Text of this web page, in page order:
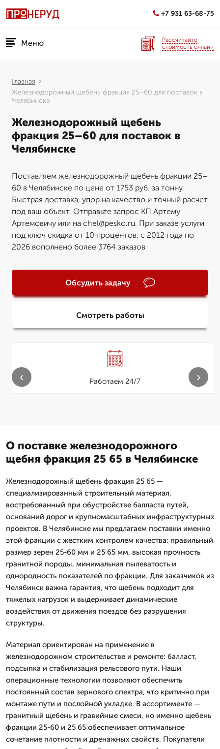
+7 931 63-68-75
Меню
Рассчитайте
стоимость онлайн
Главная
Железнодорожный щебень фракция 25–60 для поставок в
Челябинске
Железнодорожный щебень
фракция 25–60 для поставок в
Челябинске
Поставляем железнодорожный щебень фракции 25–
60 в Челябинске по цене от 1753 руб. за тонну.
Быстрая доставка, упор на качество и точный расчет
под ваш объект. Отправьте запрос КП Артему
Артемовичу или на chel@pesko.ru. При заказе услуги
под ключ скидка от 10 процентов, с 2012 года по
2026 вополнено более 3764 заказов
Обсудить задачу
Смотреть работы
Работаем 24/7
‹ ›
О поставке железнодорожного
щебня фракция 25 65 в Челябинске
Железнодорожный щебень фракция 25 65 —
специализированный строительный материал,
востребованный при обустройстве балласта путей,
оснований дорог и крупномасштабных инфраструктурных
проектов. В Челябинске мы предлагаем поставки именно
этой фракции с жестким контролем качества: правильный
размер зерен 25-60 мм и 25 65 мм, высокая прочность
гранитной породы, минимальная пылеватость и
однородность показателей по фракции. Для заказчиков из
Челябинск важна гарантия, что щебень подходит для
тяжелых нагрузок и выдерживает динамические
воздействия от движения поездов без разрушения
структуры.
Материал ориентирован на применение в
железнодорожном строительстве и ремонте: балласт,
подсыпка и стабилизация рельсового пути. Наши
операционные технологии позволяют обеспечить
постоянный состав зернового спектра, что критично при
монтаже пути и послойной укладке. В ассортименте —
гранитный щебень и гравийные смеси, но именно щебень
фракции 25-60 и 25 65 обеспечивает оптимальное
сочетание плотности и дренажных свойств. Покупатели